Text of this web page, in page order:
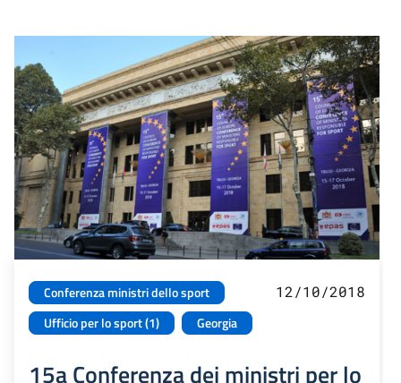
Conferenza ministri dello sport
Ufficio per lo sport (1)
Georgia
12/10/2018
15a Conferenza dei ministri per lo